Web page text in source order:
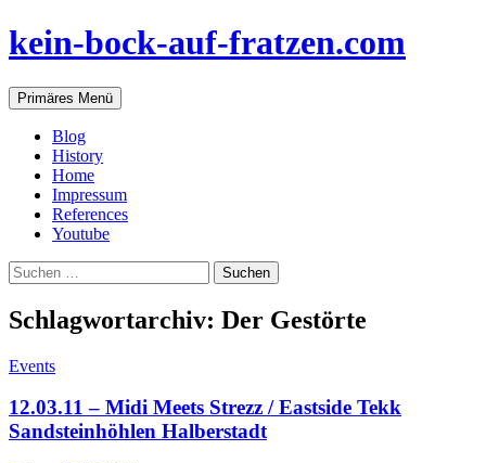
Zum
Inhalt
kein-bock-auf-fratzen.com
Suchen
Primäres Menü
Blog
History
Home
Impressum
References
Youtube
Suchen
nach:
Schlagwortarchiv: Der Gestörte
Events
12.03.11 – Midi Meets Strezz / Eastside Tekk
Sandsteinhöhlen Halberstadt